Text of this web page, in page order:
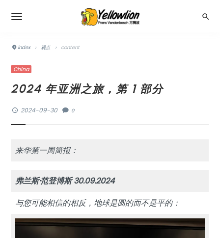
index › 观点 › content
China
2024 年亚洲之旅，第 1 部分
2024-09-30 0
来华第一周简报：
弗兰斯·范登博斯 30.09.2024
与您可能相信的相反，地球是圆的而不是平的：